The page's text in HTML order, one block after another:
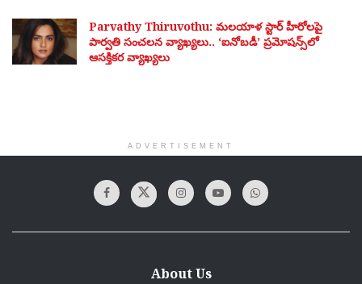
Parvathy Thiruvothu: మలయాళ స్టార్ హీరోలపై
పార్వతి సంచలన వ్యాఖ్యలు.. ‘ఐనోబడీ’ ప్రమోషన్స్‌లో
ఆసక్తికర వ్యాఖ్యలు
ADVERTISEMENT
About Us